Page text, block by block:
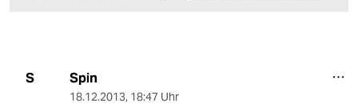
S Spin
18.12.2013, 18:47 Uhr